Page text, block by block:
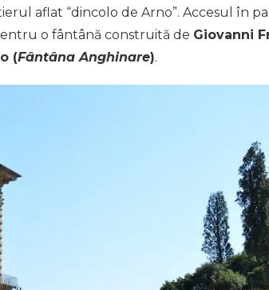
aflat “dincolo de Arno”. Accesul în
o fântână construită de Giovanni
(Fântâna Anghinare).